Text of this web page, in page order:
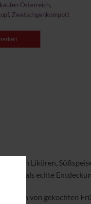
Österreich,
, Zwetschgenkompott
von Likören,
als echte
Noten von gekochten